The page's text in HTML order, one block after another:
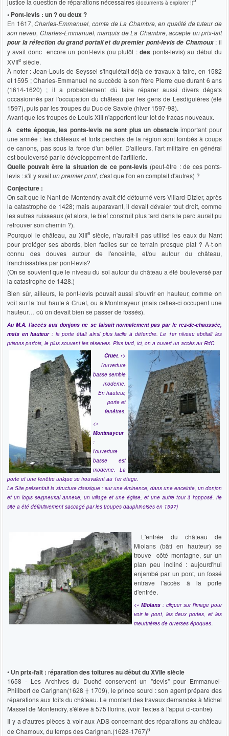
(documents à explorer !)
• Pont-levis : un ? ou deux ?
En 1617, Charles-Emmanuel, comte de La Chambre, en qualité de tuteur de
son neveu, Charles-Emmanuel, marquis de La Chambre, accepte un prix-fait
pour la réfection du grand portail et du premier pont-levis de Chamoux: il
y avait donc encore un pont-levis (ou plutôt :des ponts-levis) au début du
XVIIe siècle.
À noter : Jean-Louis de Seyssel s'inquiétait déjà de travaux à faire, en 1582
et 1595 ; Charles-Emmanuel ne succède à son frère Pierre que durant 6 ans
(1614-1620) ; il a probablement dû faire réparer aussi divers dégats
occasionnés par l'occupation du château par les gens de Lesdiguières (été
1597), puis par les troupes du Duc de Savoie (hiver 1597-98).
Avant que les troupes de Louis XIII n'apportent leur lot de tracas nouveaux.
A cette époque, les ponts-levis ne sont plus un obstacleimportant pour
une armée : les châteaux et forts perchés de la région sont tombés à coups
de canons, pas sous la force d'un bélier. D'ailleurs, l'art militaire en général
est bouleversé par le développement de l'artillerie.
Quelle pouvait être la situation de ce pont-levis (peut-être : de ces ponts-
levis : s'il y avaitun premier pont, c'est que l'on en comptait d'autres) ?
Conjecture :
On sait que le Nant de Montendry avait été détourné vers Villard-Dizier, après
la catastrophe de 1428; mais auparavant, il devait dévaler tout droit, comme
les autres ruisseaux (et alors, le bief construit plus tard dans le parc aurait pu
retrouver son chemin ?).
Pourquoi le château, au XIIIe siècle, n'aurait-il pas utilisé les eaux du Nant
pour protéger ses abords, bien faciles sur ce terrain presque plat ? A-t-on
connu des douves autour de l'enceinte, et/ou autour du château,
franchissables par pont-levis?
(On se souvient que le niveau du sol autour du château a été bouleversé par
la catastrophe de 1428.)
Bien sûr, ailleurs, le pont-levis pouvait aussi s'ouvrir en hauteur, comme on
voit sur la tout haute à Cruet, ou à Montmayeur (mais celles-ci occupent une
hauteur… où on devait bien se passer de fossés).
Au M.A. l'accès aux donjons ne se faisait normalement pas par le rez-de-chaussée,
mais en hauteur : la porte était ainsi plus facile à défendre. Le 1er niveau abritait les
prisons parfois , le plus souvent les réserves. Plus tard, ici, on a ouvert un accès au RdC.
Cruet. •>
l'ouverture
basse semble
moderne.
En hauteur,
porte et
fenêtres.
<•
Montmayeur
:
l'ouverture
basse est
moderne. La
porte et une fenêtre unique se trouvaient au 1er étage.
Le Site présentait la structure classique : sur une éminence, dans une enceinte, un donjon
et un logis seigneurial annexe, un village et une église, et une autre tour à l'opposé. (le
site a été définitivement saccagé par les troupes dauphinoises en 1597)
L'entrée du château de
Miolans (bâti en hauteur) se
trouve côté montagne, sur un
plan peu incliné : aujourd'hui
enjambé par un pont, un fossé
entrave l'accès à la porte
d'entrée.
<• Miolans : cliquer sur l'image pour
voir le pont, les deux portes, et les
meurtrières de diverses époques.
• Un prix-fait : réparation des toitures au début du XVIIe siècle
1658 - Les Archives du Duché conservent un "devis" pour Emmanuel-
Philibert de Carignan(1628 † 1709), le prince sourd : son agent prépare des
réparations aux toits du château. Le montant des travaux demandés à Michel
Masset de Montendry, s'élève à 575 florins. (voir Textes à l'appui ci-contre)
Il y a d'autres pièces à voir aux ADS concernant des réparations au château
de Chamoux, du temps des Carignan.(1628-1767)6